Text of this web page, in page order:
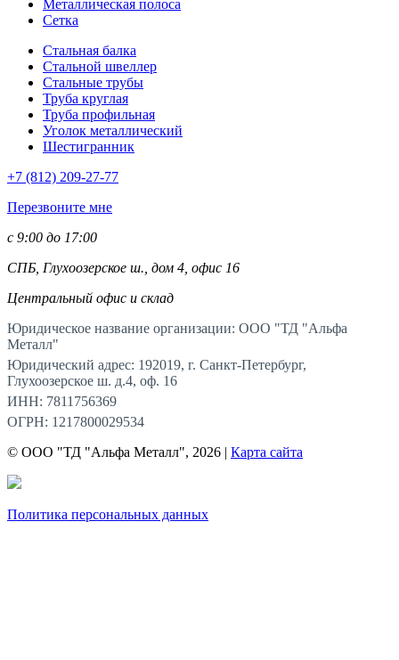
Металлическая полоса
Сетка
Стальная балка
Стальной швеллер
Стальные трубы
Труба круглая
Труба профильная
Уголок металлический
Шестигранник
+7 (812) 209-27-77
Перезвоните мне
с 9:00 до 17:00
СПБ, Глухоозерское ш., дом 4, офис 16
Центральный офис и склад
Юридическое название организации: ООО "ТД "Альфа
Металл"
Юридический адрес: 192019, г. Санкт-Петербург,
Глухоозерское ш. д.4, оф. 16
ИНН: 7811756369
ОГРН: 1217800029534
© ООО "ТД "Альфа Металл", 2026 | Карта сайта
Политика персональных данных